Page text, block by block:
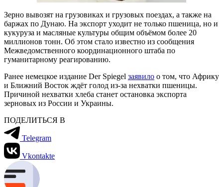
Зерно вывозят на грузовиках и грузовых поездах, а также на
баржах по Дунаю. На экспорт уходит не только пшеница, но и
кукуруза и масляные культуры общим объёмом более 20
миллионов тонн. Об этом стало известно из сообщения
Межведомственного координационного штаба по
гуманитарному реагированию.
Ранее немецкое издание Der Spiegel заявило о том, что Африку
и Ближний Восток ждёт голод из-за нехватки пшеницы.
Причиной нехватки хлеба станет остановка экспорта
зерновых из России и Украины.
ПОДЕЛИТЬСЯ В
Telegram
Vkontakte